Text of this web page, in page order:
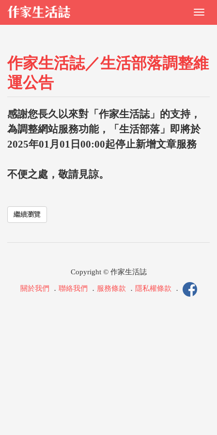
作家生活誌／生活部落調整維
運公告
感謝您長久以來對「作家生活誌」的支持，
為調整網站服務功能，「生活部落」即將於
2025年01月01日00:00起停止新增文章服務
不便之處，敬請見諒。
繼續瀏覽
Copyright © 作家生活誌
關於我們 ． 聯絡我們 ． 服務條款 ． 隱私權條款 ．